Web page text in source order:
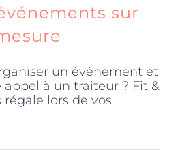
sur
un événement et
appel à un traiteur ? Fit &
lors de vos